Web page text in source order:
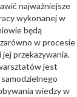
najważniejsze
wykonanej w
będą
w procesie
przekazywania.
jest
wiedzy w